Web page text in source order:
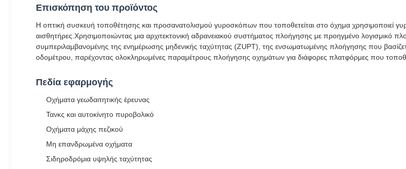
Επισκόπηση του προϊόντος
Η οπτική συσκευή τοποθέτησης και προσανατολισμού γυροσκόπων που τοποθετείται στο όχημα χρησιμοποιεί
αισθητήρες.Χρησιμοποιώντας μια αρχιτεκτονική αδρανειακού συστήματος πλοήγησης με προηγμένο λογισμικό
συμπεριλαμβανομένης της ενημέρωσης μηδενικής ταχύτητας (ZUPT), της ενσωματωμένης πλοήγησης που
οδομέτρου, παρέχοντας ολοκληρωμένες παραμέτρους πλοήγησης οχημάτων για διάφορες πλατφόρμες που
Πεδία εφαρμογής
Οχήματα γεωδαιτητικής έρευνας
Τανκς και αυτοκίνητο πυροβολικό
Οχήματα μάχης πεζικού
Μη επανδρωμένα οχήματα
Σιδηροδρόμια υψηλής ταχύτητας